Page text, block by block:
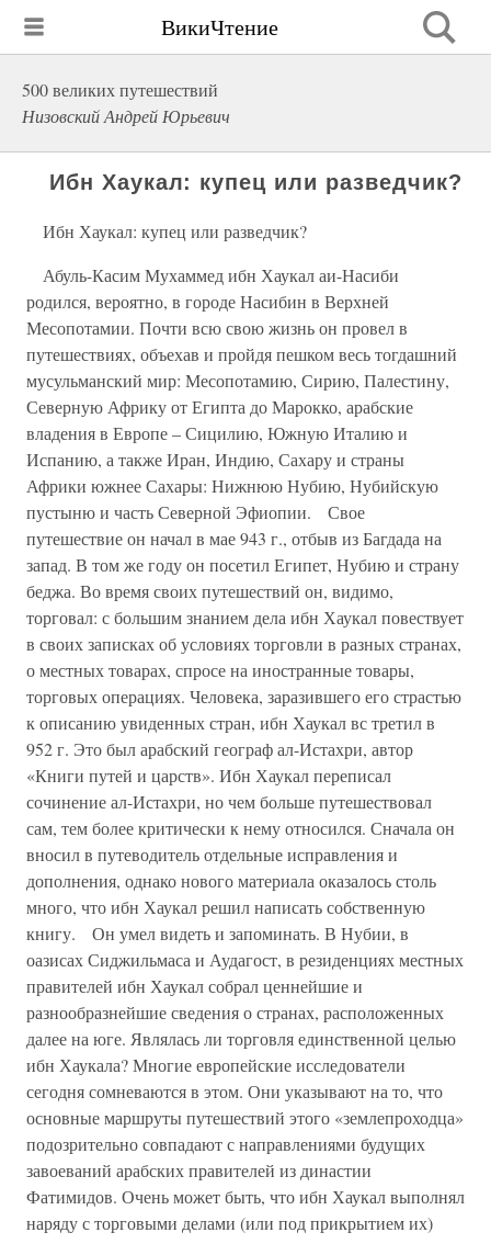
ВикиЧтение
500 великих путешествий
Низовский Андрей Юрьевич
Ибн Хаукал: купец или разведчик?
Ибн Хаукал: купец или разведчик?
Абуль-Касим Мухаммед ибн Хаукал аи-Насиби
родился, вероятно, в городе Насибин в Верхней
Месопотамии. Почти всю свою жизнь он провел в
путешествиях, объехав и пройдя пешком весь тогдашний
мусульманский мир: Месопотамию, Сирию, Палестину,
Северную Африку от Египта до Марокко, арабские
владения в Европе – Сицилию, Южную Италию и
Испанию, а также Иран, Индию, Сахару и страны
Африки южнее Сахары: Нижнюю Нубию, Нубийскую
пустыню и часть Северной Эфиопии. Свое
путешествие он начал в мае 943 г., отбыв из Багдада на
запад. В том же году он посетил Египет, Нубию и страну
беджа. Во время своих путешествий он, видимо,
торговал: с большим знанием дела ибн Хаукал повествует
в своих записках об условиях торговли в разных странах,
о местных товарах, спросе на иностранные товары,
торговых операциях. Человека, заразившего его страстью
к описанию увиденных стран, ибн Хаукал вс третил в
952 г. Это был арабский географ ал-Истахри, автор
«Книги путей и царств». Ибн Хаукал переписал
сочинение ал-Истахри, но чем больше путешествовал
сам, тем более критически к нему относился. Сначала он
вносил в путеводитель отдельные исправления и
дополнения, однако нового материала оказалось столь
много, что ибн Хаукал решил написать собственную
книгу. Он умел видеть и запоминать. В Нубии, в
оазисах Сиджильмаса и Аудагост, в резиденциях местных
правителей ибн Хаукал собрал ценнейшие и
разнообразнейшие сведения о странах, расположенных
далее на юге. Являлась ли торговля единственной целью
ибн Хаукала? Многие европейские исследователи
сегодня сомневаются в этом. Они указывают на то, что
основные маршруты путешествий этого «землепроходца»
подозрительно совпадают с направлениями будущих
завоеваний арабских правителей из династии
Фатимидов. Очень может быть, что ибн Хаукал выполнял
наряду с торговыми делами (или под прикрытием их)